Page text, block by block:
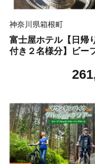
神奈川県箱根町
富士屋ホテル【日帰
付き２名様分】ビー
憩＋スパ＋天然温泉